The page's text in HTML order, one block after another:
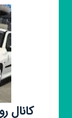
کانال